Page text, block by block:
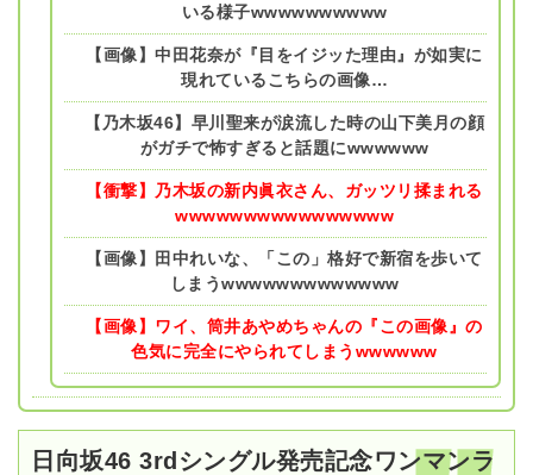
いる様子wwwwwwwwww
【画像】中田花奈が『目をイジッた理由』が如実に
現れているこちらの画像…
【乃木坂46】早川聖来が涙流した時の山下美月の顔
がガチで怖すぎると話題にwwwwww
【衝撃】乃木坂の新内眞衣さん、ガッツリ揉まれる
wwwwwwwwwwwwwwww
【画像】田中れいな、「この」格好で新宿を歩いて
しまうwwwwwwwwwwwww
【画像】ワイ、筒井あやめちゃんの『この画像』の
色気に完全にやられてしまうwwwwww
日向坂46 3rdシングル発売記念ワンマンラ